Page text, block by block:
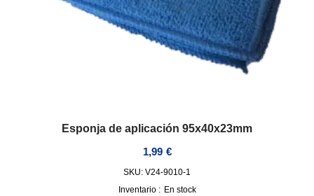
Esponja de aplicación 95x40x23mm
1,99 €
SKU: V24-9010-1
Inventario : En stock